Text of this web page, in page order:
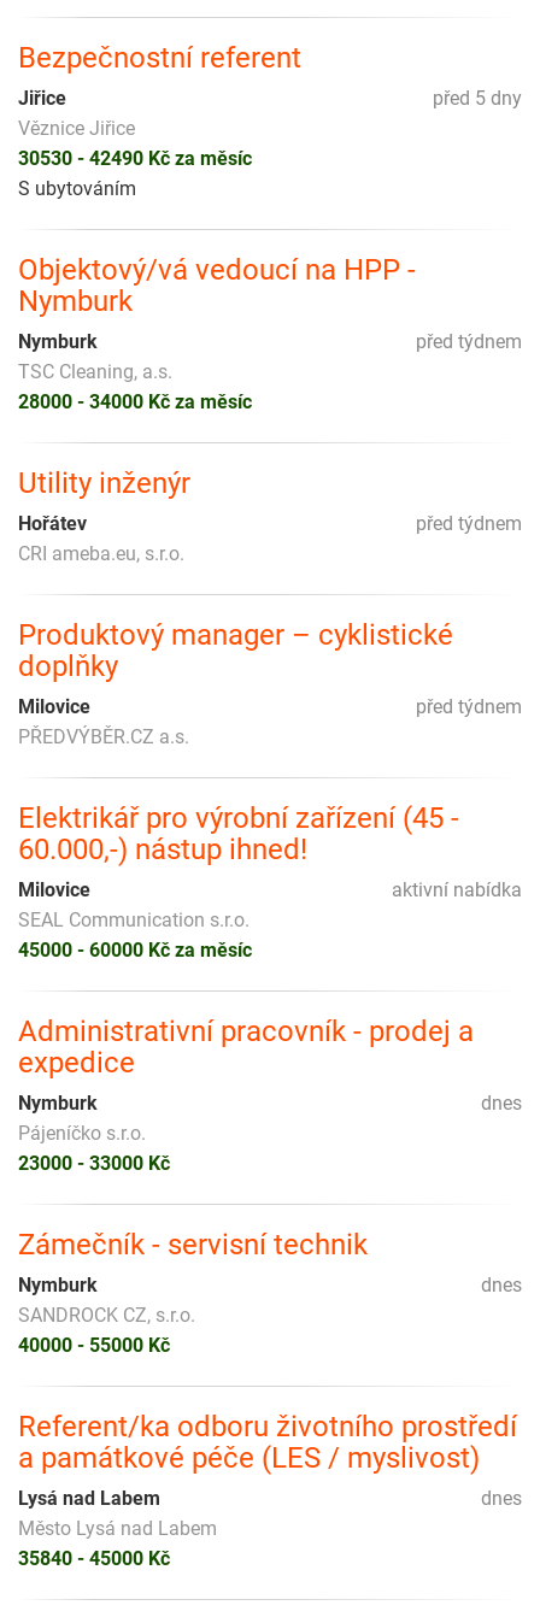
Bezpečnostní referent
před 5 dny
Jiřice
Věznice Jiřice
30530 - 42490 Kč za měsíc
S ubytováním
Objektový/vá vedoucí na HPP -
Nymburk
před týdnem
Nymburk
TSC Cleaning, a.s.
28000 - 34000 Kč za měsíc
Utility inženýr
před týdnem
Hořátev
CRI ameba.eu, s.r.o.
Produktový manager – cyklistické
doplňky
před týdnem
Milovice
PŘEDVÝBĚR.CZ a.s.
Elektrikář pro výrobní zařízení (45 -
60.000,-) nástup ihned!
aktivní nabídka
Milovice
SEAL Communication s.r.o.
45000 - 60000 Kč za měsíc
Administrativní pracovník - prodej a
expedice
dnes
Nymburk
Pájeníčko s.r.o.
23000 - 33000 Kč
Zámečník - servisní technik
dnes
Nymburk
SANDROCK CZ, s.r.o.
40000 - 55000 Kč
Referent/ka odboru životního prostředí
a památkové péče (LES / myslivost)
dnes
Lysá nad Labem
Město Lysá nad Labem
35840 - 45000 Kč